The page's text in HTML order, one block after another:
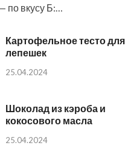
по вкусу Б:…
Картофельное тесто для
лепешек
25.04.2024
Шоколад из кэроба и
кокосового масла
25.04.2024